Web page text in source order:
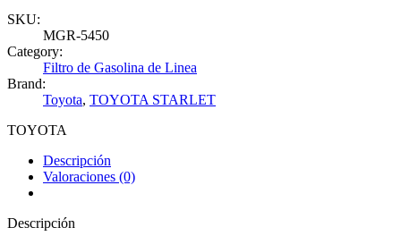
SKU:
MGR-5450
Category:
Filtro de Gasolina de Linea
Brand:
Toyota, TOYOTA STARLET
TOYOTA
Descripción
Valoraciones (0)
Descripción